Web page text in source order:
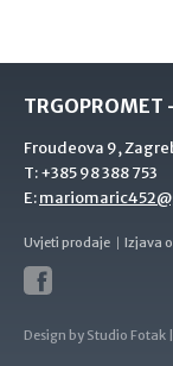
TRGOPROMET
Froudeova 9,
T:+385 98 388 753
E:
Uvjeti prodaje Izjava
Design by Studio Fotak